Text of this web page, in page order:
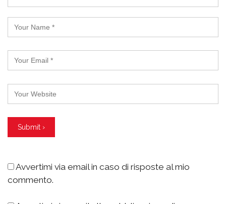
Avvertimi via email in caso di risposte al mio
commento.